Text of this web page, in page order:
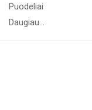
Puodeliai
Daugiau...